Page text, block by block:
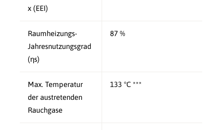
x (EEI)
Raumheizungs-
Jahresnutzungsgrad
(ηs)
87 %
Max. Temperatur
der austretenden
Rauchgase
133 °C ***